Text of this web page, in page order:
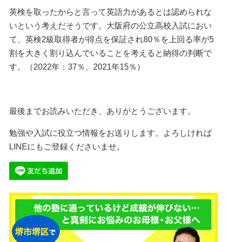
英検を取ったからと言って英語力があるとは認められな
いという考えだそうです。大阪府の公立高校入試におい
て、英検2級取得者が得点を保証され80％を上回る率が5
割を大きく割り込んでいることを考えると納得の判断で
す。（2022年：37％、2021年15％）
最後までお読みいただき、ありがとうございます。
勉強や入試に役立つ情報をお送りします。よろしければ
LINEにもご登録くださいませ。